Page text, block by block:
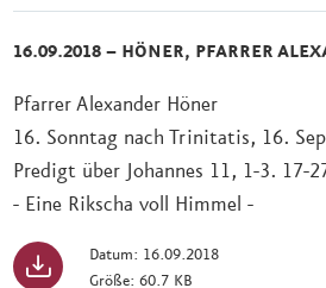
16.09.2018 – HÖNER, PFARRER
Pfarrer Alexander Höner
16. Sonntag nach Trinitatis, 16.
Predigt über Johannes 11, 1-3. 17-
- Eine Rikscha voll Himmel -
Datum: 16.09.2018
Größe: 60.7 KB